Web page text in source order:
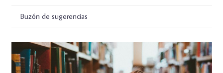
Buzón de sugerencias